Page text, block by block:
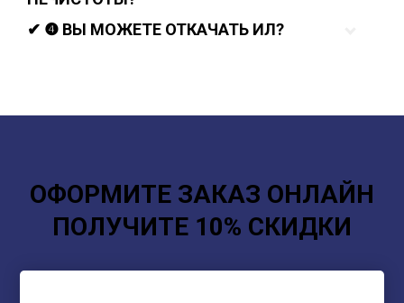
✔ ❹ ВЫ МОЖЕТЕ ОТКАЧАТЬ ИЛ?
ОФОРМИТЕ ЗАКАЗ ОНЛАЙН
ПОЛУЧИТЕ 10% СКИДКИ